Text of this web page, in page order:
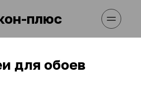
плюс
для обоев